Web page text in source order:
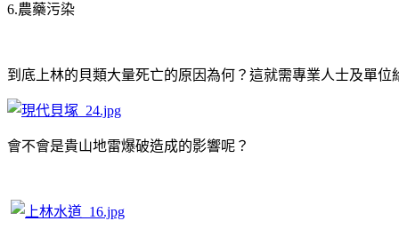
6.農藥污染
到底上林的貝類大量死亡的原因為何？這就需專業人士及單位
會不會是貴山地雷爆破造成的影響呢？